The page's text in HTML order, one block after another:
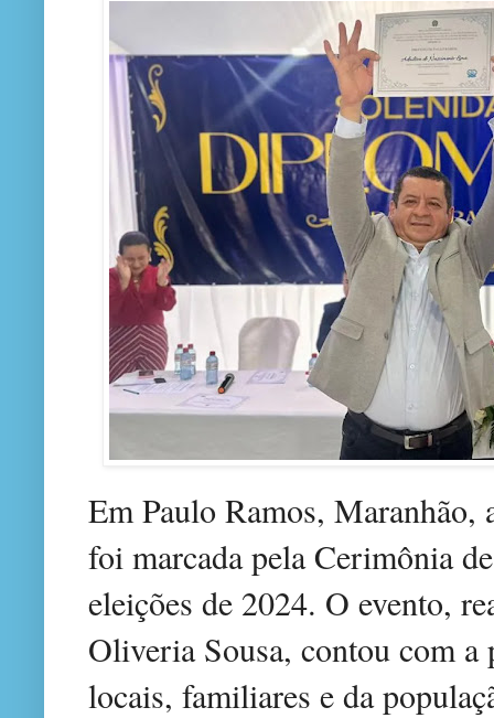
Em Paulo Ramos,
foi marcada pela Cerimônia
eleições de 2024. O evento,
Oliveria Sousa, contou com a
locais, familiares e da